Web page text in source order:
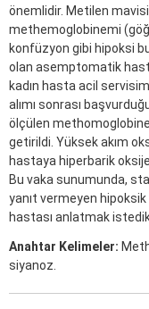
önemlidir. Metilen
methemoglobinemi
konfüzyon gibi hipoksi
olan asemptomatik
kadın hasta acil
alımı sonrası
ölçülen
getirildi. Yüksek akım
hastaya hiperbarik
Bu vaka sunumunda,
yanıt vermeyen
hastası anlatmak
Anahtar Kelimeler:
siyanoz.